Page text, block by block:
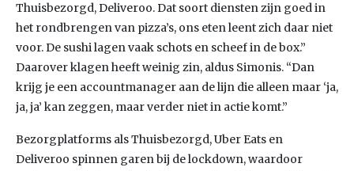
Thuisbezorgd, Deliveroo. Dat soort diensten zijn goed in
het rondbrengen van pizza’s, ons eten leent zich daar niet
voor. De sushi lagen vaak schots en scheef in de box.”
Daarover klagen heeft weinig zin, aldus Simonis. “Dan
krijg je een accountmanager aan de lijn die alleen maar ‘ja,
ja, ja’ kan zeggen, maar verder niet in actie komt.”
Bezorgplatforms als Thuisbezorgd, Uber Eats en
Deliveroo spinnen garen bij de lockdown, waardoor